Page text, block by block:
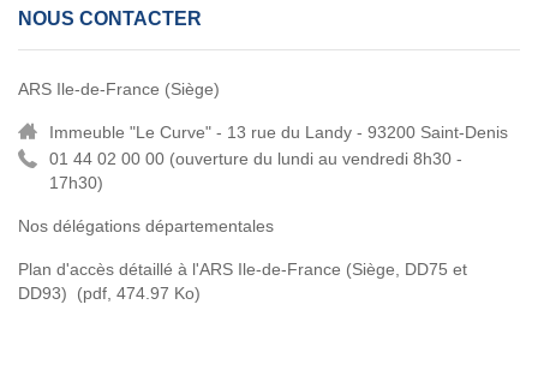
NOUS CONTACTER
ARS Ile-de-France (Siège)
Immeuble "Le Curve" - 13 rue du Landy - 93200 Saint-Denis
01 44 02 00 00 (ouverture du lundi au vendredi 8h30 -
17h30)
Nos délégations départementales
Plan d'accès détaillé à l'ARS Ile-de-France (Siège, DD75 et
DD93)
(pdf, 474.97 Ko)